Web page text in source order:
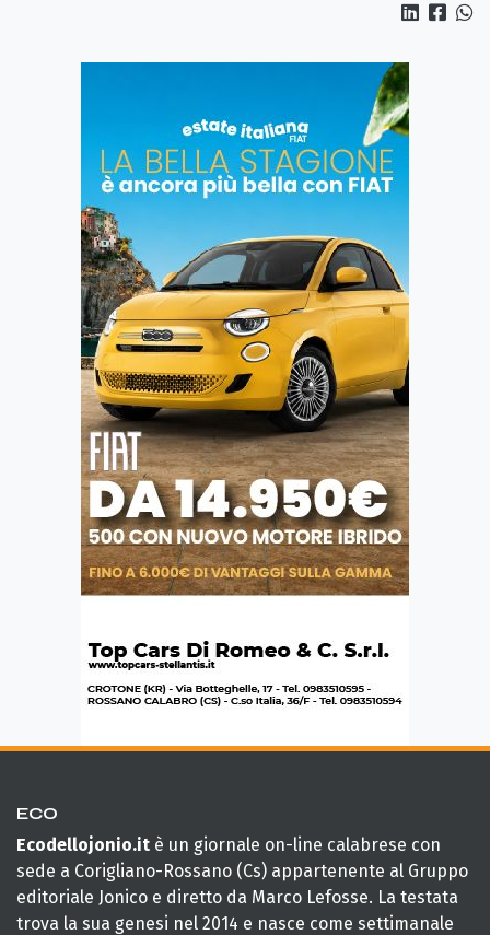
ECO
Ecodellojonio.it è un giornale on-line calabrese con
sede a Corigliano-Rossano (Cs) appartenente al Gruppo
editoriale Jonico e diretto da Marco Lefosse. La testata
trova la sua genesi nel 2014 e nasce come settimanale